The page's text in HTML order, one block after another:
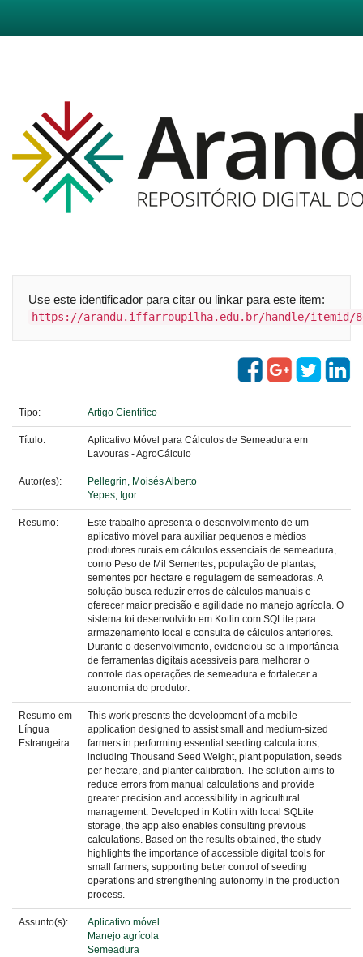
Use este identificador para citar ou linkar para este item:
https://arandu.iffarroupilha.edu.br/handle/itemid/
Tipo: Artigo Científico
Título:
Aplicativo Móvel para Cálculos de Semeadura em
Lavouras - AgroCálculo
Autor(es):
Pellegrin, Moisés Alberto
Yepes, Igor
Resumo:
Este trabalho apresenta o desenvolvimento de um
aplicativo móvel para auxiliar pequenos e médios
produtores rurais em cálculos essenciais de semeadura,
como Peso de Mil Sementes, população de plantas,
sementes por hectare e regulagem de semeadoras. A
solução busca reduzir erros de cálculos manuais e
oferecer maior precisão e agilidade no manejo agrícola. O
sistema foi desenvolvido em Kotlin com SQLite para
armazenamento local e consulta de cálculos anteriores.
Durante o desenvolvimento, evidenciou-se a importância
de ferramentas digitais acessíveis para melhorar o
controle das operações de semeadura e fortalecer a
autonomia do produtor.
Resumo em
Língua
Estrangeira:
This work presents the development of a mobile
application designed to assist small and medium-sized
farmers in performing essential seeding calculations,
including Thousand Seed Weight, plant population, seeds
per hectare, and planter calibration. The solution aims to
reduce errors from manual calculations and provide
greater precision and accessibility in agricultural
management. Developed in Kotlin with local SQLite
storage, the app also enables consulting previous
calculations. Based on the results obtained, the study
highlights the importance of accessible digital tools for
small farmers, supporting better control of seeding
operations and strengthening autonomy in the production
process.
Assunto(s):
Aplicativo móvel
Manejo agrícola
Semeadura